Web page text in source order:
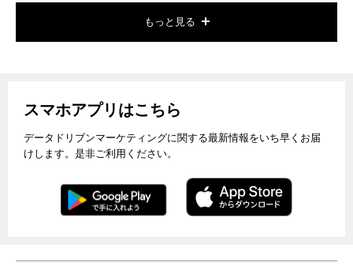
もっと見る
スマホアプリはこちら
データドリブンマーケティングに関する最新情報をいち早くお届
けします。是非ご利用ください。